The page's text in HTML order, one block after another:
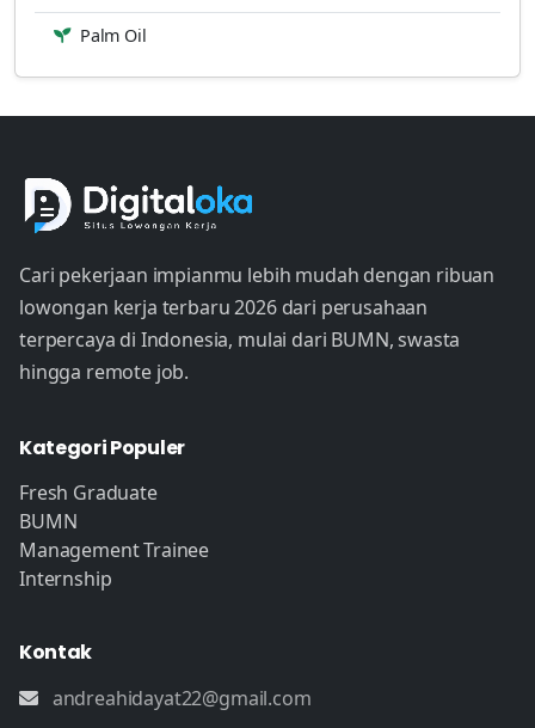
Palm Oil
Cari pekerjaan impianmu lebih mudah dengan ribuan
lowongan kerja terbaru 2026 dari perusahaan
terpercaya di Indonesia, mulai dari BUMN, swasta
hingga remote job.
Kategori Populer
Fresh Graduate
BUMN
Management Trainee
Internship
Kontak
andreahidayat22@gmail.com